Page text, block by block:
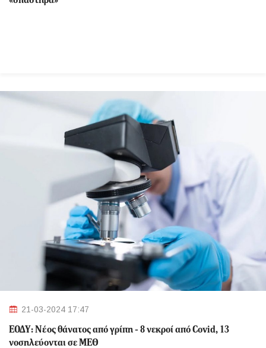
21-03-2024 17:47
ΕΟΔΥ: Nέος θάνατος από γρίπη - 8 νεκροί από Covid, 13
νοσηλεύονται σε ΜΕΘ